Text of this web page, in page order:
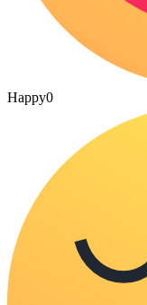
Happy0